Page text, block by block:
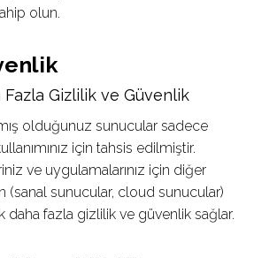
olun.
Fazla Gizlilik ve Güvenlik
olduğunuz sunucular sadece
için tahsis edilmiştir.
ve uygulamalarınız için diğer
(sanal sunucular, cloud sunucular)
daha fazla gizlilik ve güvenlik sağlar.